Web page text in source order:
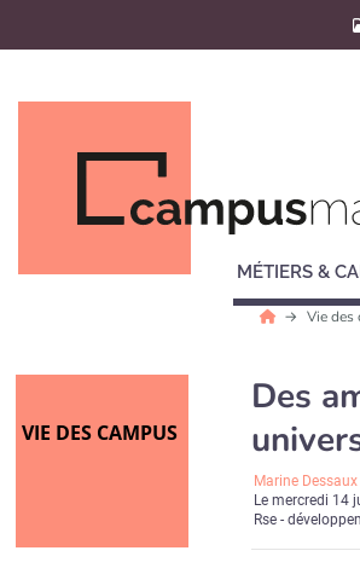
MÉTIERS &
Vie des
VIE DES CAMPUS
Des
Marine Dessaux
Lemercredi 14
Rse -